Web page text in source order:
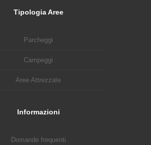
Tipologia Aree
Parcheggi
Campeggi
Aree Attrezzate
Informazioni
Domande frequenti